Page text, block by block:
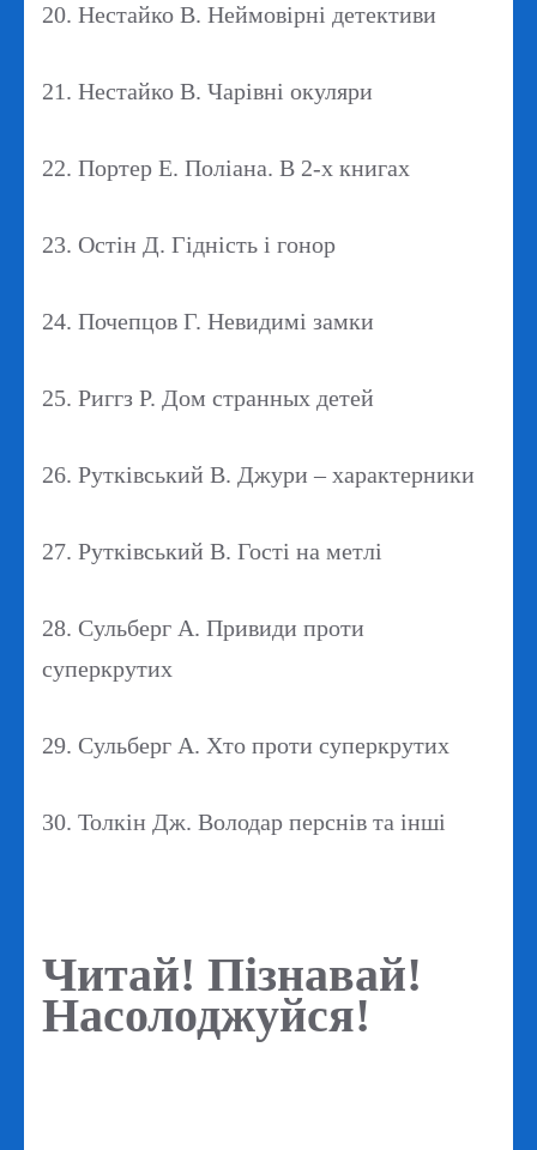
20. Нестайко В. Неймовірні детективи
21. Нестайко В. Чарівні окуляри
22. Портер Е. Поліана. В 2-х книгах
23. Остін Д. Гідність і гонор
24. Почепцов Г. Невидимі замки
25. Риггз Р. Дом странных детей
26. Рутківський В. Джури – характерники
27. Рутківський В. Гості на метлі
28. Сульберг А. Привиди проти
суперкрутих
29. Сульберг А. Хто проти суперкрутих
30. Толкін Дж. Володар перснів та інші
Читай! Пізнавай!
Насолоджуйся!